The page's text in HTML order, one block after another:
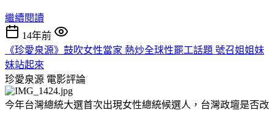
繼續閱讀
14年前
《珍愛泉源》鼓吹女性當家 熱炒全球性罷工話題 號召姐姐妹
妹站起來
珍愛泉源 電影評論
今年台灣總統大選首次出現女性總統候選人，台灣政壇是否改